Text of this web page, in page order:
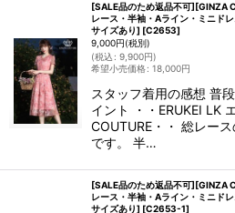
[SALE品のため返品不可][GINZA
レース・半袖・Aライン・ミニド
サイズあり] [C2653]
9,000円(税別)
(税込: 9,900円)
希望小売価格: 18,000円
スタッフ着用の感想 普
イント ・・ERUKEI LK
COUTURE・・ 総レー
です。 半…
[SALE品のため返品不可][GINZA
レース・半袖・Aライン・ミニド
サイズあり] [C2653-1]